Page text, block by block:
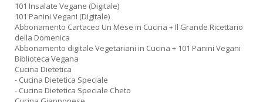
101 Insalate Vegane (Digitale)
101 Panini Vegani (Digitale)
Abbonamento Cartaceo Un Mese in Cucina + Il Grande Ricettario
della Domenica
Abbonamento digitale Vegetariani in Cucina + 101 Panini Vegani
Biblioteca Vegana
Cucina Dietetica
- Cucina Dietetica Speciale
- Cucina Dietetica Speciale Cheto